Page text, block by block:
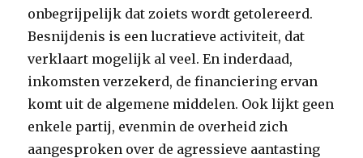
onbegrijpelijk dat zoiets wordt getolereerd.
Besnijdenis is een lucratieve activiteit, dat
verklaart mogelijk al veel. En inderdaad,
inkomsten verzekerd, de financiering ervan
komt uit de algemene middelen. Ook lijkt geen
enkele partij, evenmin de overheid zich
aangesproken over de agressieve aantasting